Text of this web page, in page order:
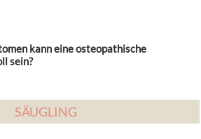
kann eine osteopathische
sein?
SÄUGLING